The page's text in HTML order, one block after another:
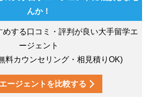
んか！
めする口コミ・評判が良い大手留学エ
ージェント
料カウンセリング・相見積りOK)
ージェントを比較する